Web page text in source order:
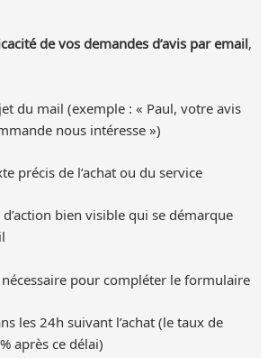
de vos demandes d’avis par email,
du mail (exemple : « Paul, votre avis
nous intéresse »)
précis de l’achat ou du service
bien visible qui se démarque
pour compléter le formulaire
les 24h suivant l’achat (le taux de
après ce délai)